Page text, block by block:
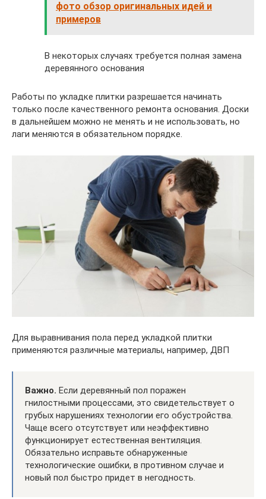
фото обзор оригинальных идей и
примеров
В некоторых случаях требуется полная замена
деревянного основания
Работы по укладке плитки разрешается начинать
только после качественного ремонта основания. Доски
в дальнейшем можно не менять и не использовать, но
лаги меняются в обязательном порядке.
Для выравнивания пола перед укладкой плитки
применяются различные материалы, например, ДВП
Важно. Если деревянный пол поражен
гнилостными процессами, это свидетельствует о
грубых нарушениях технологии его обустройства.
Чаще всего отсутствует или неэффективно
функционирует естественная вентиляция.
Обязательно исправьте обнаруженные
технологические ошибки, в противном случае и
новый пол быстро придет в негодность.